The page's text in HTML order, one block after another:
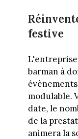
festive
barman à
modulable.
date, le
de la
animera la